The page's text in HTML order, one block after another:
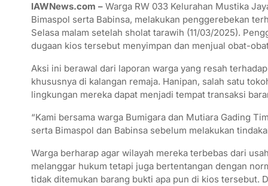
a
t
s
A
p
p
i
t
t
e
r
e
b
o
o
k
n
e
l
e
g
r
a
m
a
i
l
a
r
e
IAWNews.com – Warga RW 033 Kelurahan Mustika
Bimaspol serta Babinsa, melakukan penggerebekan
Selasa malam setelah sholat tarawih (11/03/2025).
dugaan kios tersebut menyimpan dan menjual obat-
Aksi ini berawal dari laporan warga yang resah
khususnya di kalangan remaja. Hanipan, salah satu
lingkungan mereka dapat menjadi tempat transaksi
“Kami bersama warga Bumigara dan Mutiara Gading
serta Bimaspol dan Babinsa sebelum melakukan
Warga berharap agar wilayah mereka terbebas dari
melanggar hukum tetapi juga bertentangan dengan
tidak ditemukan barang bukti apa pun di kios